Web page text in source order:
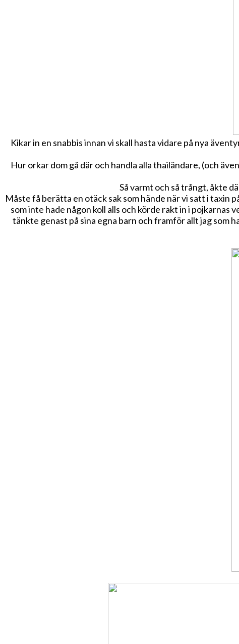
Kikar in en snabbis innan vi skall hasta vidare på nya
Hur orkar dom gå där och handla alla thailändare, (och
Så varmt och så trångt, åkte
Måste få berätta en otäck sak som hände när vi satt i taxin
som inte hade någon koll alls och körde rakt in i pojkarnas
tänkte genast på sina egna barn och framför allt jag som